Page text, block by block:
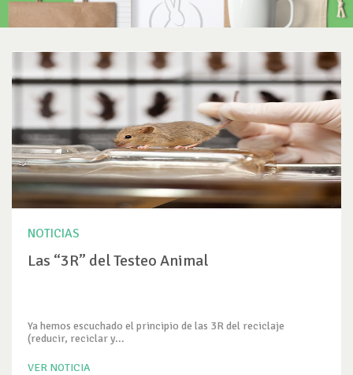
NOTICIAS
Las “3R” del Testeo Animal
Ya hemos escuchado el principio de las 3R del reciclaje
(reducir, reciclar y...
VER NOTICIA